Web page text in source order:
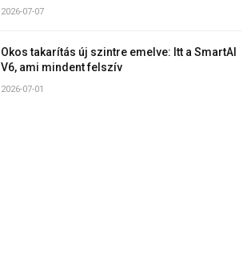
2026-07-07
Okos takarítás új szintre emelve: Itt a SmartAI
V6, ami mindent felszív
2026-07-01